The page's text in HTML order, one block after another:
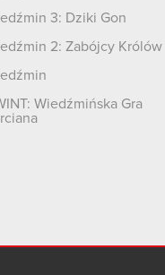
3: Dziki Gon
2: Zabójcy Królów
Wiedźmińska Gra